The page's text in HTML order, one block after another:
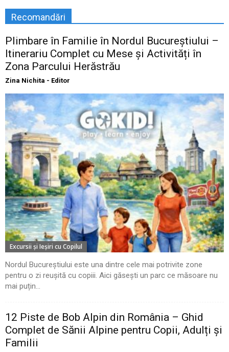
Recomandări
Plimbare în Familie în Nordul Bucureștiului –
Itinerariu Complet cu Mese și Activități în
Zona Parcului Herăstrău
Zina Nichita - Editor
Excursii şi Ieşiri cu Copilul
Nordul Bucureștiului este una dintre cele mai potrivite zone
pentru o zi reușită cu copiii. Aici găsești un parc ce măsoare nu
mai puțin...
12 Piste de Bob Alpin din România – Ghid
Complet de Sănii Alpine pentru Copii, Adulți și
Familii